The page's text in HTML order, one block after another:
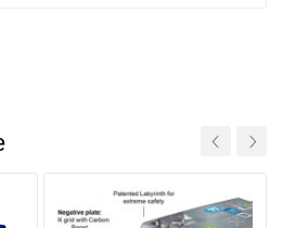
пишіть у Viber / Telegram
Написати в Telegram